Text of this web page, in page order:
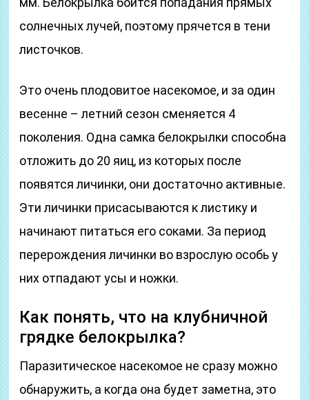
солнечных лучей, поэтому прячется в тени
листочков.
Это очень плодовитое насекомое, и за один
весенне – летний сезон сменяется 4
поколения. Одна самка белокрылки способна
отложить до 20 яиц, из которых после
появятся личинки, они достаточно активные.
Эти личинки присасываются к листику и
начинают питаться его соками. За период
перерождения личинки во взрослую особь у
них отпадают усы и ножки.
Как понять, что на клубничной
грядке белокрылка?
Паразитическое насекомое не сразу можно
обнаружить, а когда она будет заметна, это